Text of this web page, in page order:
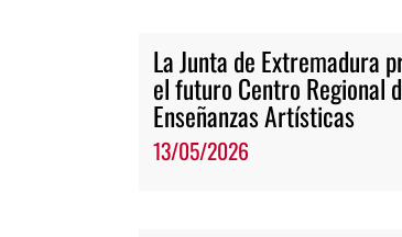
La Junta de Extremadura
el futuro Centro Regional
Enseñanzas Artísticas
13/05/2026